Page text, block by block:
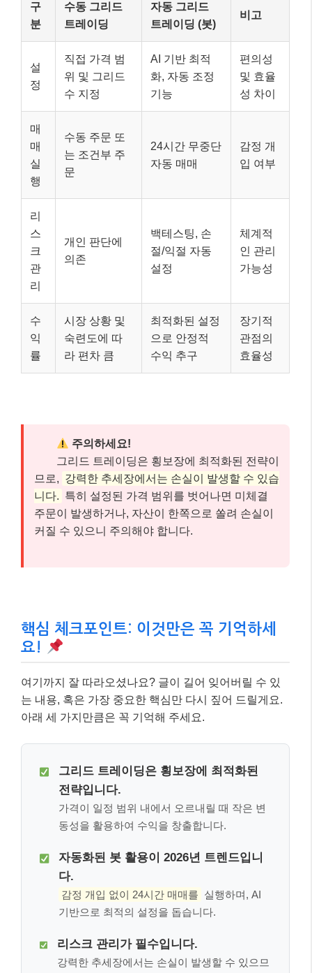
구
분
수동 그리드
트레이딩
자동 그리드
트레이딩 (봇)
비고
설
정
직접 가격 범
위 및 그리드
수 지정
AI 기반 최적
화, 자동 조정
기능
편의성
및 효율
성 차이
매
매
실
행
수동 주문 또
는 조건부 주
문
24시간 무중단
자동 매매
감정 개
입 여부
리
스
크
관
리
개인 판단에
의존
백테스팅, 손
절/익절 자동
설정
체계적
인 관리
가능성
수
익
률
시장 상황 및
숙련도에 따
라 편차 큼
최적화된 설정
으로 안정적
수익 추구
장기적
관점의
효율성
주의하세요!
그리드 트레이딩은 횡보장에 최적화된 전략이
므로, 강력한 추세장에서는 손실이 발생할 수 있습
니다. 특히 설정된 가격 범위를 벗어나면 미체결
주문이 발생하거나, 자산이 한쪽으로 쏠려 손실이
커질 수 있으니 주의해야 합니다.
핵심 체크포인트: 이것만은 꼭 기억하세
요!
여기까지 잘 따라오셨나요? 글이 길어 잊어버릴 수 있
는 내용, 혹은 가장 중요한 핵심만 다시 짚어 드릴게요.
아래 세 가지만큼은 꼭 기억해 주세요.
그리드 트레이딩은 횡보장에 최적화된
전략입니다.
가격이 일정 범위 내에서 오르내릴 때 작은 변
동성을 활용하여 수익을 창출합니다.
자동화된 봇 활용이 2026년 트렌드입니
다.
감정 개입 없이 24시간 매매를 실행하며, AI
기반으로 최적의 설정을 돕습니다.
리스크 관리가 필수입니다.
강력한 추세장에서는 손실이 발생할 수 있으므